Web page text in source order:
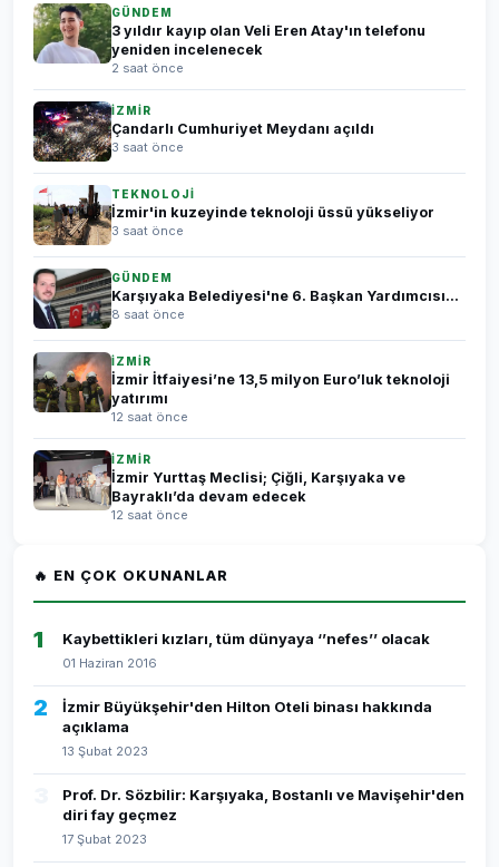
GÜNDEM
3 yıldır kayıp olan Veli Eren Atay'ın telefonu
yeniden incelenecek
2 saat önce
İZMİR
Çandarlı Cumhuriyet Meydanı açıldı
3 saat önce
TEKNOLOJİ
İzmir'in kuzeyinde teknoloji üssü yükseliyor
3 saat önce
GÜNDEM
Karşıyaka Belediyesi'ne 6. Başkan Yardımcısı...
8 saat önce
İZMİR
İzmir İtfaiyesi’ne 13,5 milyon Euro’luk teknoloji
yatırımı
12 saat önce
İZMİR
İzmir Yurttaş Meclisi; Çiğli, Karşıyaka ve
Bayraklı’da devam edecek
12 saat önce
🔥 EN ÇOK OKUNANLAR
1 Kaybettikleri kızları, tüm dünyaya ‘’nefes’’ olacak
01 Haziran 2016
2
İzmir Büyükşehir'den Hilton Oteli binası hakkında
açıklama
13 Şubat 2023
Prof. Dr. Sözbilir: Karşıyaka, Bostanlı ve Mavişehir'den
diri fay geçmez
17 Şubat 2023